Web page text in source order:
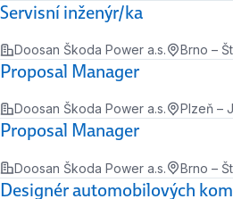
Servisní inženýr/ka
Doosan Škoda Power a.s. Brno –
Proposal Manager
Doosan Škoda Power a.s. Plzeň –
Proposal Manager
Doosan Škoda Power a.s. Brno –
Designér automobilových